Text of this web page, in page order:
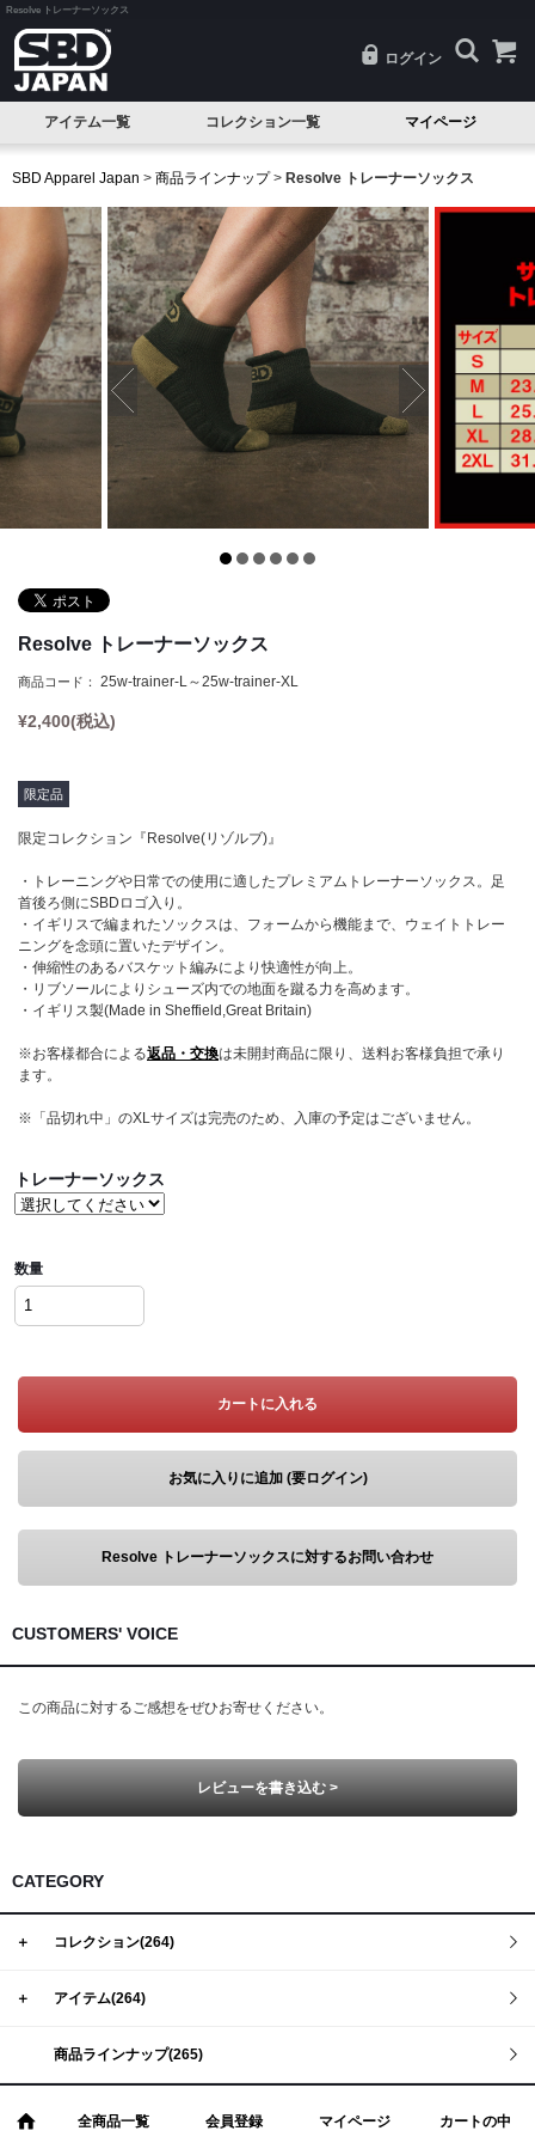
Resolve トレーナーソックス
ログイン
アイテム一覧
試着品
ベルト
ニースリーブ
エルボースリーブ
ニーラップ
リフティングストラップ
ソックス
ヘッドウェア
バナー
コレクション一覧
Serenity(セレニティ)
Nova(ノヴァ)
Resolve(リゾルブ)
Aspire(アスパイア)
Forge(フォージ)
Reflect(リフレクト)
Momentum(モメンタム)
マイページ
SBD Apparel Japan > 商品ラインナップ> Resolve トレーナーソックス
Resolve トレーナーソックス
商品コード： 25w-trainer-L～25w-trainer-XL
¥2,400(税込)
限定品
限定コレクション『Resolve(リゾルブ)』
・トレーニングや日常での使用に適したプレミアムトレーナーソックス。足
首後ろ側にSBDロゴ入り。
・イギリスで編まれたソックスは、フォームから機能まで、ウェイトトレー
ニングを念頭に置いたデザイン。
・伸縮性のあるバスケット編みにより快適性が向上。
・リブソールによりシューズ内での地面を蹴る力を高めます。
・イギリス製(Made in Sheffield,Great Britain)
※お客様都合による返品・交換は未開封商品に限り、送料お客様負担で承り
ます。
※「品切れ中」のXLサイズは完売のため、入庫の予定はございません。
トレーナーソックス
数量
カートに入れる
お気に入りに追加 (要ログイン)
Resolve トレーナーソックスに対するお問い合わせ
CUSTOMERS' VOICE
この商品に対するご感想をぜひお寄せください。
レビューを書き込む >
CATEGORY
＋ コレクション(264)
＋ アイテム(264)
商品ラインナップ(265)
全商品一覧 会員登録 マイページ カートの中